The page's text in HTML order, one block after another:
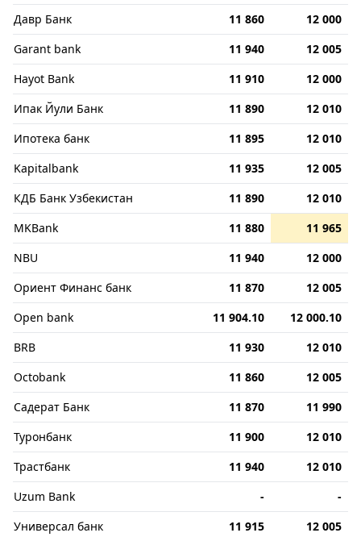
Давр Банк
11 860
12 000
Garant bank
11 940
12 005
Hayot Bank
11 910
12 000
Ипак Йули Банк
11 890
12 010
Ипотека банк
11 895
12 010
Kapitalbank
11 935
12 005
КДБ Банк Узбекистан
11 890
12 010
MKBank
11 880
11 965
NBU
11 940
12 000
Ориент Финанс банк
11 870
12 005
Open bank
11 904.10
12 000.10
BRB
11 930
12 010
Octobank
11 860
12 005
Садерат Банк
11 870
11 990
Туронбанк
11 900
12 010
Трастбанк
11 940
12 010
Uzum Bank
-
-
Универсал банк
11 915
12 005